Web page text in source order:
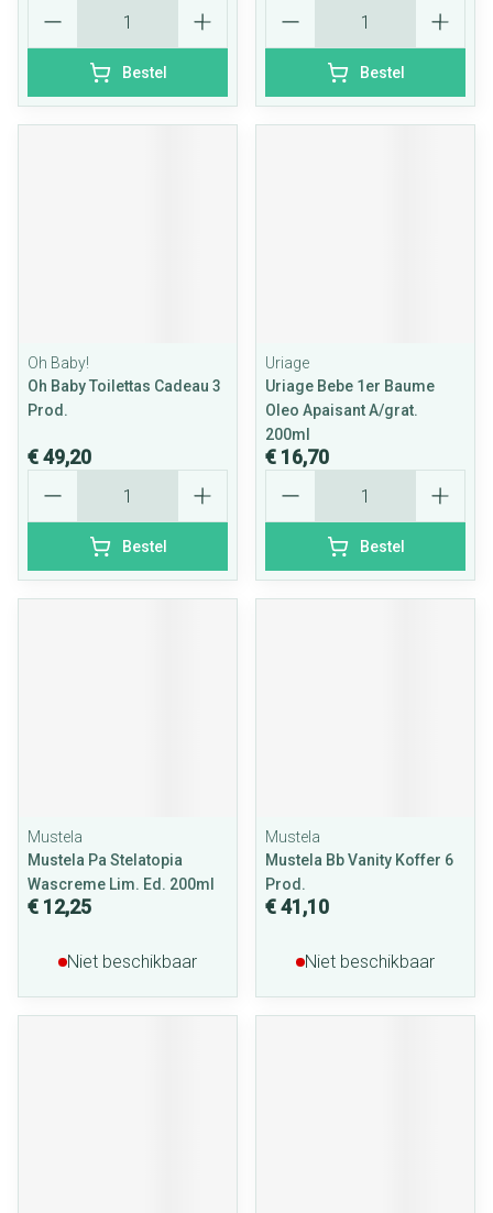
Bestel Bestel
Oh Baby!
Oh Baby Toilettas Cadeau 3
Prod.
€ 49,20
Bestel
Uriage
Uriage Bebe 1er Baume
Oleo Apaisant A/grat.
200ml
€ 16,70
Bestel
Mustela
Mustela Pa Stelatopia
Wascreme Lim. Ed. 200ml
€ 12,25
Niet beschikbaar
Mustela
Mustela Bb Vanity Koffer 6
Prod.
€ 41,10
Niet beschikbaar